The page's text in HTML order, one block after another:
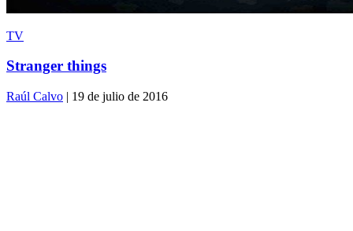
TV
Stranger things
Raúl Calvo | 19 de julio de 2016